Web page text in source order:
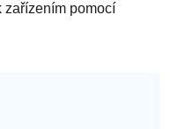
zařízením pomocí